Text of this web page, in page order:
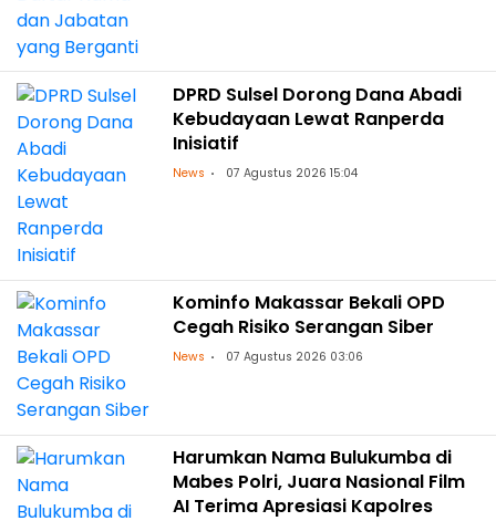
DPRD Sulsel Dorong Dana Abadi
Kebudayaan Lewat Ranperda
Inisiatif
News 07 Agustus 2026 15:04
Kominfo Makassar Bekali OPD
Cegah Risiko Serangan Siber
News 07 Agustus 2026 03:06
Harumkan Nama Bulukumba di
Mabes Polri, Juara Nasional Film
AI Terima Apresiasi Kapolres